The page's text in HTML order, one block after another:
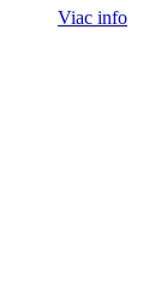
Viac info